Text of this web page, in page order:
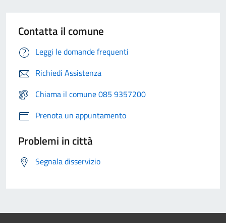
Contatta il comune
Leggi le domande frequenti
Richiedi Assistenza
Chiama il comune 085 9357200
Prenota un appuntamento
Problemi in città
Segnala disservizio